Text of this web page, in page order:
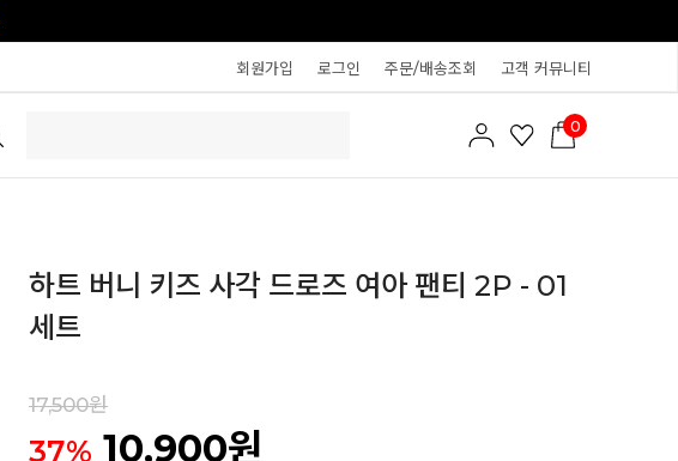
회원가입 로그인 주문/배송조회 고객 커뮤니티
0
하트 버니 키즈 사각 드로즈 여아 팬티 2P - 01
세트
17,500원
37% 10,900원